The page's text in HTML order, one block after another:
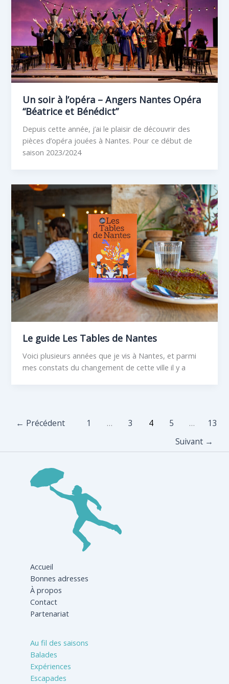
Un soir à l’opéra – Angers Nantes Opéra
“Béatrice et Bénédict”
Depuis cette année, j’ai le plaisir de découvrir des
pièces d’opéra jouées à Nantes. Pour ce début de
saison 2023/2024
Le guide Les Tables de Nantes
Voici plusieurs années que je vis à Nantes, et parmi
mes constats du changement de cette ville il y a
← Précédent 1 … 3 4 5 …
13
Suivant →
Accueil
Bonnes adresses
À propos
Contact
Partenariat
Au fil des saisons
Balades
Expériences
Escapades